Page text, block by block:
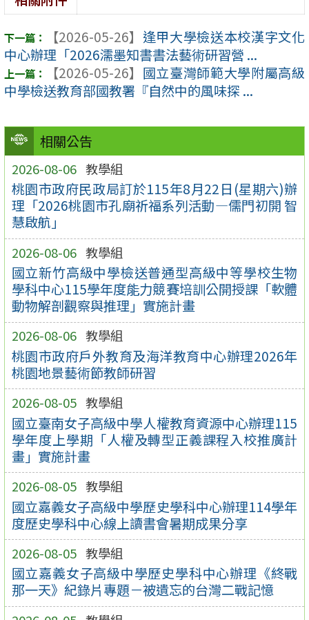
相關公告
2026-08-06 教學組
桃園市政府民政局訂於115年8月22日(星期六)辦
理「2026桃園市孔廟祈福系列活動—儒門初開 智
慧啟航」
2026-08-06 教學組
國立新竹高級中學檢送普通型高級中等學校生物
學科中心115學年度能力競賽培訓公開授課「軟體
動物解剖觀察與推理」實施計畫
2026-08-06 教學組
桃園市政府戶外教育及海洋教育中心辦理2026年
桃園地景藝術節教師研習
2026-08-05 教學組
國立臺南女子高級中學人權教育資源中心辦理115
學年度上學期「人權及轉型正義課程入校推廣計
畫」實施計畫
2026-08-05 教學組
國立嘉義女子高級中學歷史學科中心辦理114學年
度歷史學科中心線上讀書會暑期成果分享
2026-08-05 教學組
國立嘉義女子高級中學歷史學科中心辦理《終戰
那一天》紀錄片專題－被遺忘的台灣二戰記憶
【2026-05-26】 逢甲大學檢送本校漢字文化
中心辦理「2026濡墨知書書法藝術研習營 ...
【2026-05-26】 國立臺灣師範大學附屬高級
中學檢送教育部國教署『自然中的風味探 ...